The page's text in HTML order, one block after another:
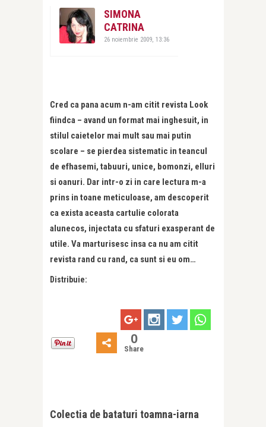
SIMONA
CATRINA
26 noiembrie 2009, 13:36
Cred ca pana acum n-am citit revista Look
fiindca – avand un format mai inghesuit, in
stilul caietelor mai mult sau mai putin
scolare – se pierdea sistematic in teancul
de efhasemi, tabuuri, unice, bomonzi, elluri
si oanuri. Dar intr-o zi in care lectura m-a
prins in toane meticuloase, am descoperit
ca exista aceasta cartulie colorata
alunecos, injectata cu sfaturi exasperant de
utile. Va marturisesc insa ca nu am citit
revista rand cu rand, ca sunt si eu om…
Distribuie:
0
Share
Colectia de bataturi toamna-iarna